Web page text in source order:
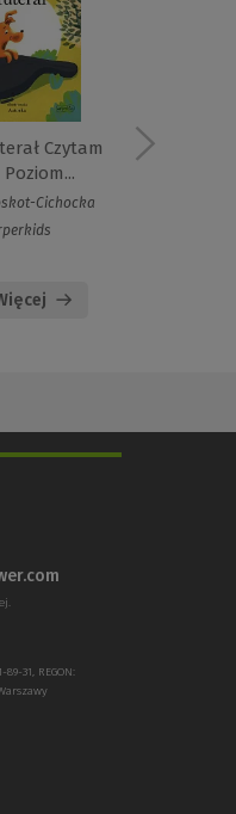
Czytam
Cichocka
31, REGON: